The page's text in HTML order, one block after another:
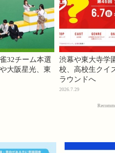
32チーム本選
大阪星光、東
渋幕や東大寺学
校、高校生クイ
ラウンドへ
2026.7.29